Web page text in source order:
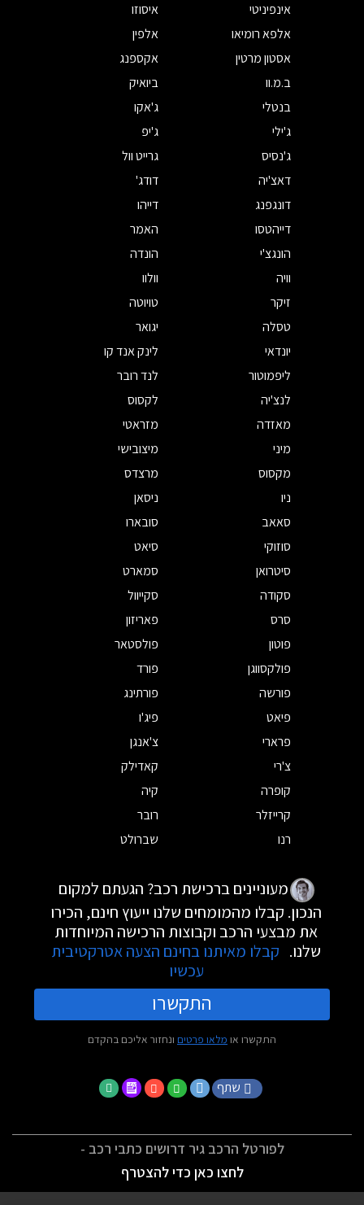
אינפיניטי
איסוזו
אלפא רומיאו
אלפין
אסטון מרטין
אקספנג
ב.מ.וו
ביואיק
בנטלי
ג'אקו
ג'ילי
ג'יפ
ג'נסיס
גרייט וול
דאצ'יה
דודג'
דונגפנג
דייהו
דייהטסו
האמר
הונגצ'י
הונדה
וויה
וולוו
זיקר
טויוטה
טסלה
יגואר
יונדאי
לינק אנד קו
ליפמוטור
לנד רובר
לנצ'יה
לקסוס
מאזדה
מזראטי
מיני
מיצובישי
מקסוס
מרצדס
ניו
ניסאן
סאאב
סובארו
סוזוקי
סיאט
סיטרואן
סמארט
סקודה
סקייוול
סרס
פאריזון
פוטון
פולסטאר
פולקסווגן
פורד
פורשה
פורתינג
פיאט
פיג'ו
פרארי
צ'אנגן
צ'רי
קאדילק
קופרה
קיה
קרייזלר
רובר
רנו
שברולט
מעוניינים ברכישת רכב? הגעתם למקום
הנכון. קבלו מהמומחים שלנו ייעוץ חינם, הכירו
את מבצעי הרכב וקבוצות הרכישה המיוחדות
שלנו. קבלו מאיתנו בחינם הצעה אטרקטיבית
עכשיו
התקשרו
התקשרו או מלאו פרטים ונחזור אליכם בהקדם
שתף
לפורטל הרכב גיר דרושים כתבי רכב -
לחצו כאן כדי להצטרף